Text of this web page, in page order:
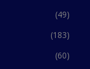
(49)
(183)
(60)